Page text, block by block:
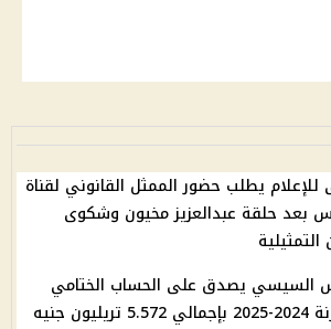
للإعلام يطلب حضور الممثل القانوني لقناة
بعد حلقة عبدالعزيز مخيون وشكوى
السيسي يصدق على الحساب الختامي
جنيه